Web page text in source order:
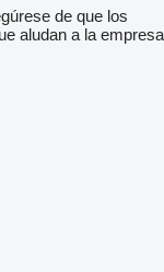
de que los
aludan a la empresa